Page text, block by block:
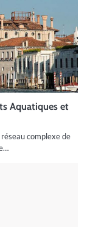
Aquatiques et
complexe de